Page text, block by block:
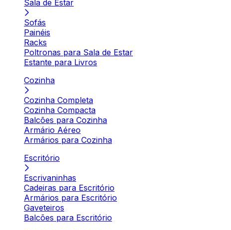
Sala de Estar
Sofás
Painéis
Racks
Poltronas para Sala de Estar
Estante para Livros
Cozinha
Cozinha Completa
Cozinha Compacta
Balcões para Cozinha
Armário Aéreo
Armários para Cozinha
Escritório
Escrivaninhas
Cadeiras para Escritório
Armários para Escritório
Gaveteiros
Balcões para Escritório